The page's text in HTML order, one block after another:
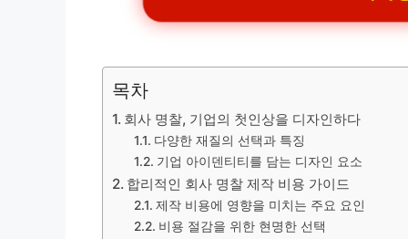
목차
회사 명찰, 기업의 첫인상을 디자인하다
다양한 재질의 선택과 특징
기업 아이덴티티를 담는 디자인 요소
합리적인 회사 명찰 제작 비용 가이드
제작 비용에 영향을 미치는 주요 요인
비용 절감을 위한 현명한 선택